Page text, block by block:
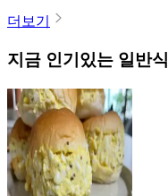
더보기
지금 인기있는 일반식